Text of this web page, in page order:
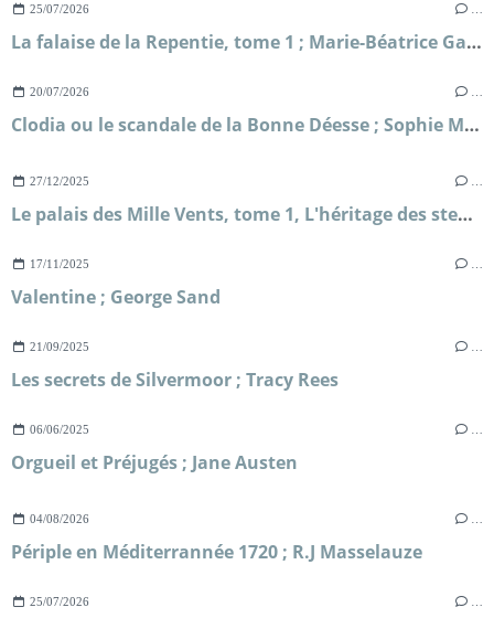
25/07/2026
La falaise de la Repentie, tome 1 ; Marie-Béatrice Gauvin
20/07/2026
Clodia ou le scandale de la Bonne Déesse ; Sophie Malick-Prunier
27/12/2025
Le palais des Mille Vents, tome 1, L'héritage des steppes ; Kate McAlistair
17/11/2025
Valentine ; George Sand
21/09/2025
Les secrets de Silvermoor ; Tracy Rees
06/06/2025
Orgueil et Préjugés ; Jane Austen
04/08/2026
Périple en Méditerrannée 1720 ; R.J Masselauze
25/07/2026